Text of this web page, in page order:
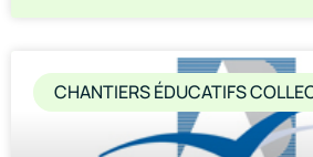
CHANTIERS ÉDUCATIFS